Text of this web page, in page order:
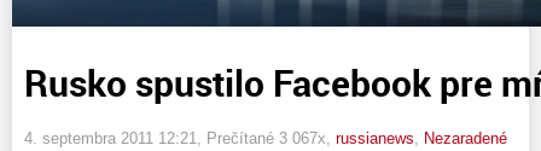
Rusko spustilo Facebook pre
4. septembra 2011 12:21 , Prečítané 3 067x, russianews Nezaradené